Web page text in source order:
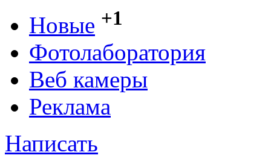
Новые +1
Фотолаборатория
Веб камеры
Реклама
Написать